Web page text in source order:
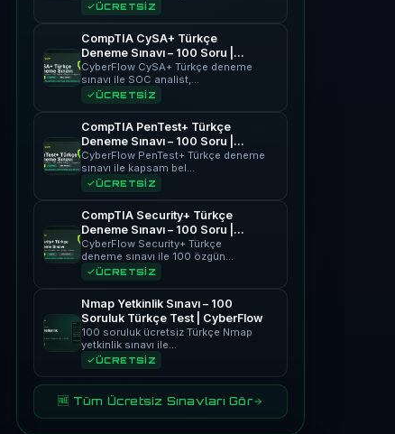
ÜCRETSİZ
CompTIA CySA+ Türkçe
Deneme Sınavı – 100 Soru |
CyberFlow
CyberFlow CySA+ Türkçe deneme
sınavı ile SOC analist,…
ÜCRETSİZ
CompTIA PenTest+ Türkçe
Deneme Sınavı – 100 Soru |
CyberFlow
CyberFlow PenTest+ Türkçe deneme
sınavı ile kapsam bel…
ÜCRETSİZ
CompTIA Security+ Türkçe
Deneme Sınavı – 100 Soru |
CyberFlow
CyberFlow Security+ Türkçe
deneme sınavı ile 100 özgün…
ÜCRETSİZ
Nmap Yetkinlik Sınavı – 100
Soruluk Türkçe Test | CyberFlow
100 soruluk ücretsiz Türkçe Nmap
yetkinlik sınavı ile…
ÜCRETSİZ
🆓 Tüm Ücretsiz Sınavları Gör